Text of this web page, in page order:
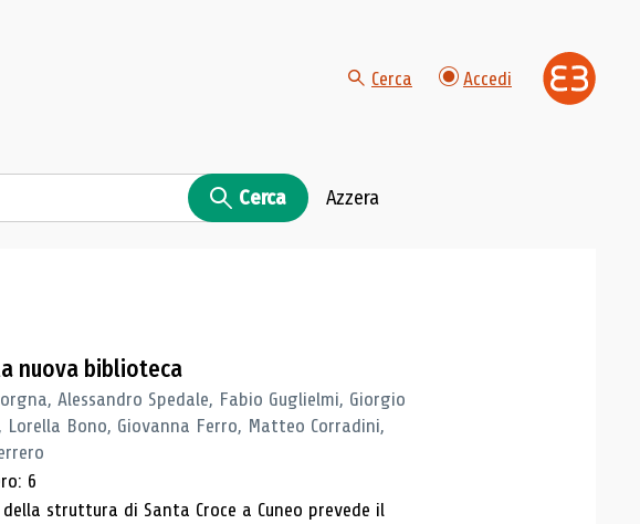
Cerca Accedi
Cerca Azzera
nuova biblioteca
Alessandro Spedale, Fabio Guglielmi, Giorgio
Bono, Giovanna Ferro, Matteo Corradini,
6
struttura di Santa Croce a Cuneo prevede il